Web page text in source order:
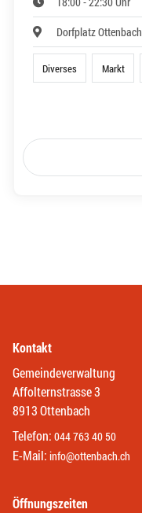
Dorfplatz Ottenbach
Diverses Markt
Kontakt
Gemeindeverwaltung
Affolternstrasse 3
8913 Ottenbach
Telefon: 044 763 40 50
E-Mail: info@ottenbach.ch
Öffnungszeiten